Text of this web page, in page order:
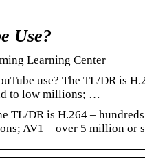
Use?
Learning Center
use? The TL/DR is
to low millions; …
TL/DR is H.264 –
AV1 – over 5 million or